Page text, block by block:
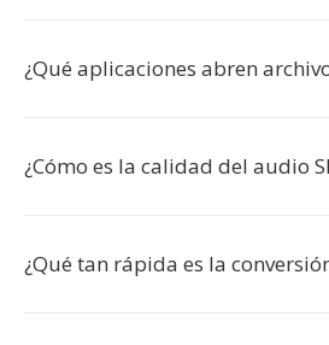
¿Qué aplicaciones abren
¿Cómo es la calidad del audio
¿Qué tan rápida es la